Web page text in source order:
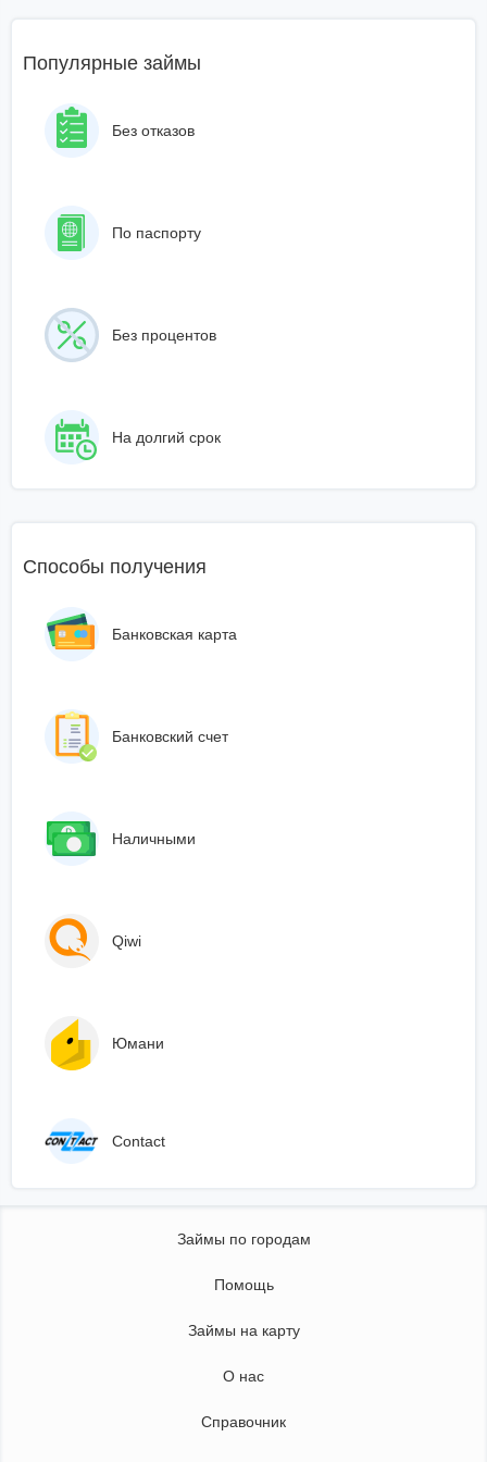
Популярные займы
Без отказов
По паспорту
Без процентов
На долгий срок
Способы получения
Банковская карта
Банковский счет
Наличными
Qiwi
Юмани
Сontact
Займы по городам
Помощь
Займы на карту
О нас
Справочник